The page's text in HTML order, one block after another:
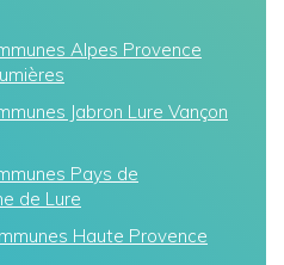
Alpes Provence
Jabron Lure Vançon
Pays de
de Lure
Haute Provence